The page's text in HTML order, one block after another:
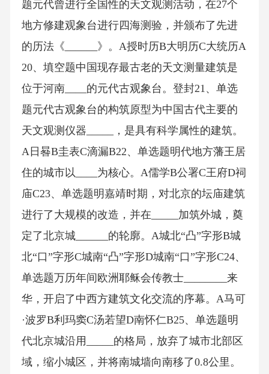
题元代曾进行全国性的天文观测活动，在27个
地方修建观象台进行四海测验，并颁布了先进
的历法《______》。A授时历B大明历C大统历A
20、填空题中国现存最古老的天文测量建筑是
位于河南____的元代古观象台。登封21、单选
题元代古观象台的构筑原型为中国古代主要的
天文观测仪器_____，是具有科学属性的建筑。
A日晷B圭表C滴漏B22、单选题明代地方藩王居
住的城市以____为核心。A儒学B公署C王府D祠
庙C23、单选题明嘉靖时期，对北京的坛庙建筑
进行了大规模的改造，并在_____加筑外城，奠
定了北京城______的轮廓。A城北“凸”字形B城
北“口”字形C城南“凸”字形D城南“口”字形C24、
单选题万历年间欧洲耶稣会传教士________来
华，开启了中西方建筑文化交流的序幕。A马可
·波罗B利玛窦C汤若望D南怀仁B25、单选题明
代北京城沿用_____的格局，放弃了城市北部区
域，缩小城区，并将南城墙向南移了0.8公里。